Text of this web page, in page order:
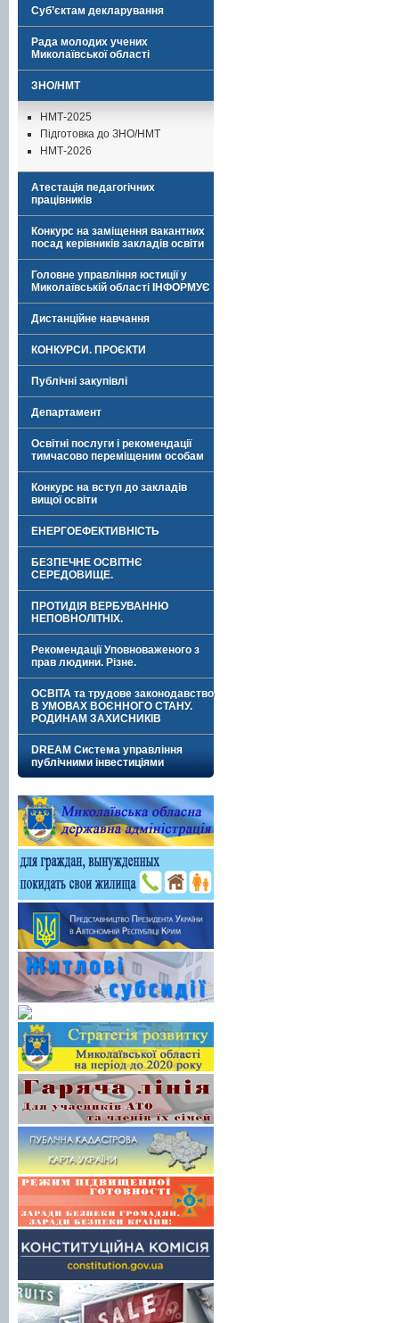
Суб’єктам декларування
Рада молодих учених
Миколаївської області
ЗНО/НМТ
НМТ-2025
Підготовка до ЗНО/НМТ
НМТ-2026
Атестація педагогічних
працівників
Конкурс на заміщення вакантних
посад керівників закладів освіти
Головне управління юстиції у
Миколаївській області ІНФОРМУЄ
Дистанційне навчання
КОНКУРСИ. ПРОЄКТИ
Публічні закупівлі
Департамент
Освітні послуги і рекомендації
тимчасово переміщеним особам
Конкурс на вступ до закладів
вищої освіти
ЕНЕРГОЕФЕКТИВНІСТЬ
БЕЗПЕЧНЕ ОСВІТНЄ
СЕРЕДОВИЩЕ.
ПРОТИДІЯ ВЕРБУВАННЮ
НЕПОВНОЛІТНІХ.
Рекомендації Уповноваженого з
прав людини. Різне.
ОСВІТА та трудове законодавство
В УМОВАХ ВОЄННОГО СТАНУ.
РОДИНАМ ЗАХИСНИКІВ
DREAM Система управління
публічними інвестиціями